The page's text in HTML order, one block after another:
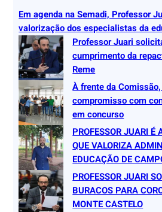
c
h
Em agenda na Semadi, Professor
valorização dos especialistas da
Professor Juari
cumprimento da
Reme
À frente da
compromisso com
em concurso
PROFESSOR JUARI É
QUE VALORIZA
EDUCAÇÃO DE
PROFESSOR JUARI
BURACOS PARA
MONTE CASTELO